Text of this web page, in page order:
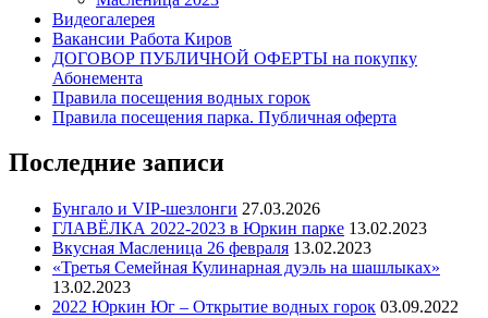
Видеогалерея
Вакансии Работа Киров
ДОГОВОР ПУБЛИЧНОЙ ОФЕРТЫ на покупку
Абонемента
Правила посещения водных горок
Правила посещения парка. Публичная оферта
Последние записи
Бунгало и VIP-шезлонги 27.03.2026
ГЛАВЁЛКА 2022-2023 в Юркин парке 13.02.2023
Вкусная Масленица 26 февраля 13.02.2023
«Третья Семейная Кулинарная дуэль на шашлыках»
13.02.2023
2022 Юркин Юг – Открытие водных горок 03.09.2022